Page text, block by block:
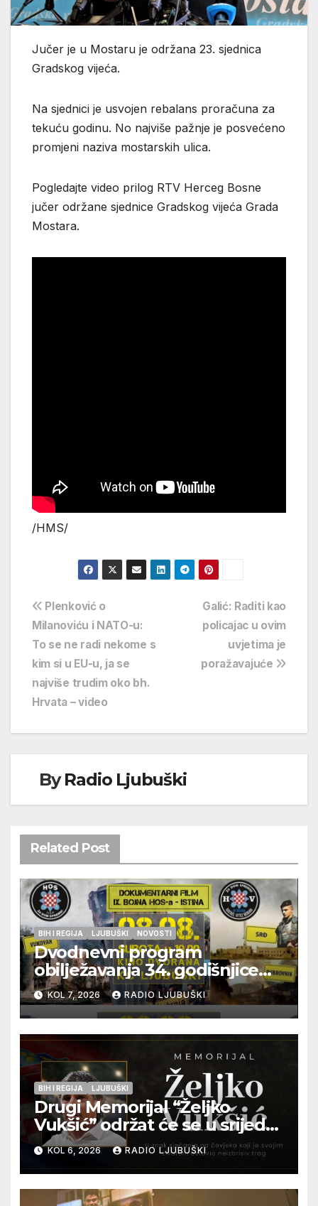
Jučer je u Mostaru je održana 23. sjednica
Gradskog vijeća.
Na sjednici je usvojen rebalans proračuna za
tekuću godinu. No najviše pažnje je posvećeno
promjeni naziva mostarskih ulica.
Pogledajte video prilog RTV Herceg Bosne
jučer održane sjednice Gradskog vijeća Grada
Mostara.
/HMS/
Navigacija
objava
Galić: Raditi kao
policajac u ovim
uvjetima je
poražavajuće
Plenković o
Milanoviću i NATO-u:
To se ne radi nekome s
kim si u EU-u, ja se
najviše trudim oko bh.
Hrvata – video
ByRadio Ljubuški
Related Post
BIH I REGIJA LJUBUŠKI NOVOSTI
Dvodnevni program
obilježavanja 34. godišnjice
pogibije generala Blaža
Kraljevića i osmorice
pripadnika HOS-a
KOL 7, 2026 RADIO LJUBUŠKI
BIH I REGIJA LJUBUŠKI
Drugi Memorijal “Željko
Vukšić” održat će se u srijedu
12. kolovoza u Otoku
KOL 6, 2026 RADIO LJUBUŠKI